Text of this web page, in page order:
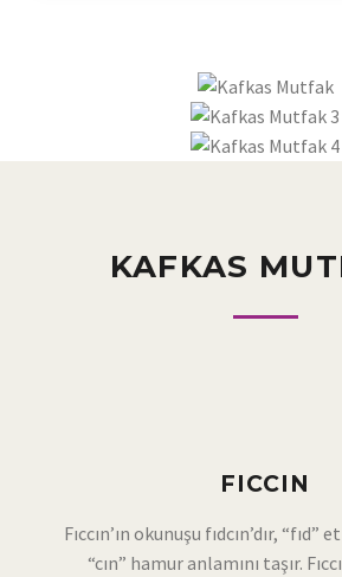
KAFKAS
FICCIN
Fıccın’ın okunuşu fıdcın’dır,
“cın” hamur anlamını taşır.